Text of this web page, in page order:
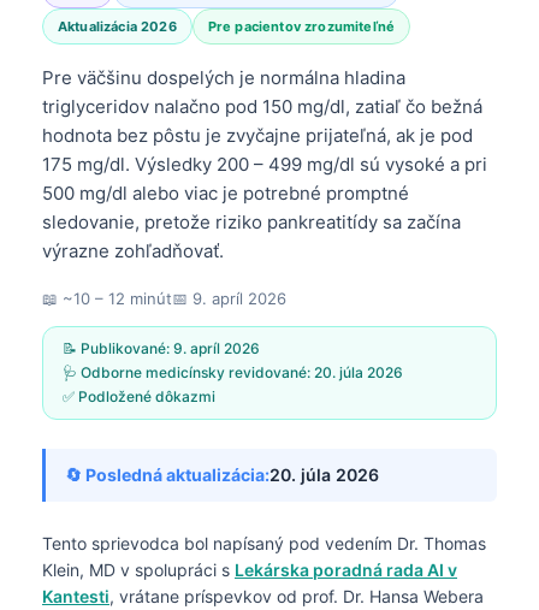
Aktualizácia 2026 Pre pacientov zrozumiteľné
Pre väčšinu dospelých je normálna hladina
triglyceridov nalačno pod 150 mg/dl, zatiaľ čo bežná
hodnota bez pôstu je zvyčajne prijateľná, ak je pod
175 mg/dl. Výsledky 200 – 499 mg/dl sú vysoké a pri
500 mg/dl alebo viac je potrebné promptné
sledovanie, pretože riziko pankreatitídy sa začína
výrazne zohľadňovať.
📖 ~10 – 12 minút📅 9. apríl 2026
📝 Publikované: 9. apríl 2026
🩺 Odborne medicínsky revidované: 20. júla 2026
✅ Podložené dôkazmi
🔄 Posledná aktualizácia:20. júla 2026
Tento sprievodca bol napísaný pod vedením Dr. Thomas
Klein, MD v spolupráci s Lekárska poradná rada AI v
Kantesti, vrátane príspevkov od prof. Dr. Hansa Webera